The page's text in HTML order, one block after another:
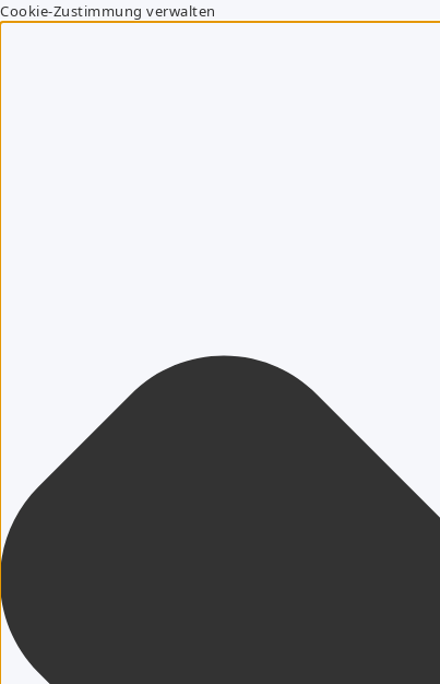
Cookie-Zustimmung verwalten